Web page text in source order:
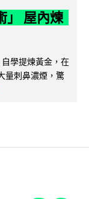
」 屋內煉
學提煉黃金，在
量刺鼻濃煙，驚